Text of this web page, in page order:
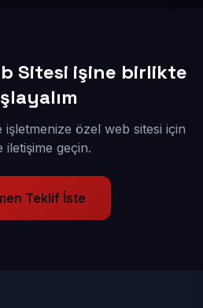
Sitesi işine birlikte
işletmenize özel web sitesi için
iletişime geçin.
Teklif İste